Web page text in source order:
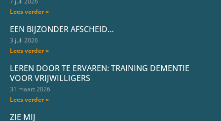
Lees verder »
EEN BIJZONDER AFSCHEID…
3 juli 2026
Lees verder »
LEREN DOOR TE ERVAREN: TRAINING DEMENTIE
VOOR VRIJWILLIGERS
31 maart 2026
Lees verder »
ZIE MIJ